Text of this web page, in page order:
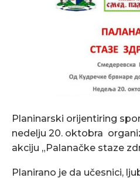
Planinarski orijentiring
nedelju 20. oktobra
akciju „Palanačke staze
Planirano je da učesnici,